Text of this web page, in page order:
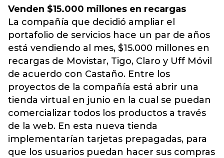
Venden $15.000 millones en recargas
La compañía que decidió ampliar el
portafolio de servicios hace un par de años
está vendiendo al mes, $15.000 millones en
recargas de Movistar, Tigo, Claro y Uff Móvil
de acuerdo con Castaño. Entre los
proyectos de la compañía está abrir una
tienda virtual en junio en la cual se puedan
comercializar todos los productos a través
de la web. En esta nueva tienda
implementarían tarjetas prepagadas, para
que los usuarios puedan hacer sus compras